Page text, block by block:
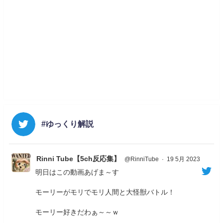
#ゆっくり解説
Rinni Tube【5ch反応集】 @RinniTube · 19 5月 2023
明日はこの動画あげま～す
モーリーがモリでモリ人間と大怪獣バトル！
モーリー好きだわぁ～～ｗ